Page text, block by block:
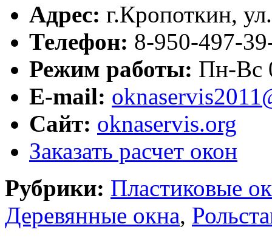
Адрес: г.Кропоткин,
Телефон: 8-950-497-
Режим работы: Пн-Вс
E-mail:
Сайт: oknaservis.org
Заказать расчет окон
Рубрики: Пластиковые
Деревянные окна,